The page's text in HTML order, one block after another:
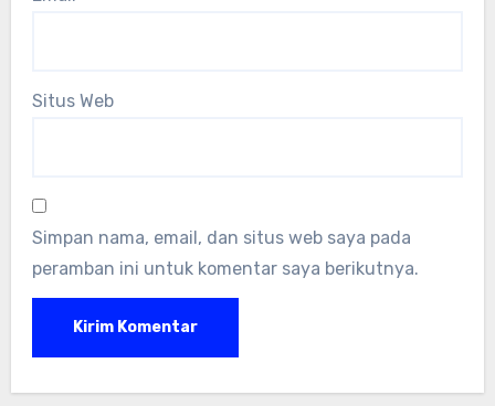
Situs Web
Simpan nama, email, dan situs web saya pada
peramban ini untuk komentar saya berikutnya.